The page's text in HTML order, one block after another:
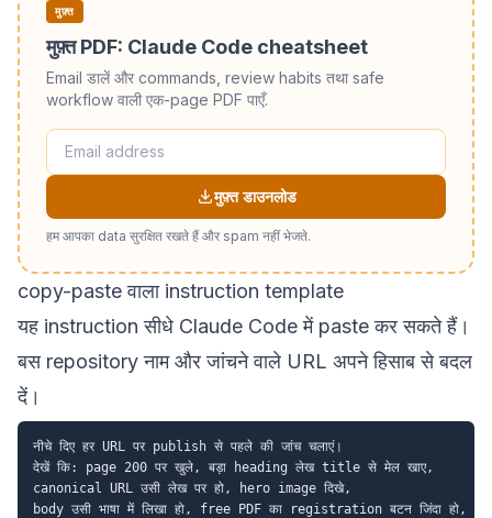
मुफ़्त
मुफ़्त PDF: Claude Code cheatsheet
Email डालें और commands, review habits तथा safe
workflow वाली एक-page PDF पाएँ.
मुफ़्त डाउनलोड
हम आपका data सुरक्षित रखते हैं और spam नहीं भेजते.
copy-paste वाला instruction template
यह instruction सीधे Claude Code में paste कर सकते हैं।
बस repository नाम और जांचने वाले URL अपने हिसाब से बदल
दें।
नीचे दिए हर URL पर publish से पहले की जांच चलाएं।
देखें कि: page 200 पर खुले, बड़ा heading लेख title से मेल खाए,
canonical URL उसी लेख पर हो, hero image दिखे,
body उसी भाषा में लिखा हो, free PDF का registration बटन जिंदा हो,